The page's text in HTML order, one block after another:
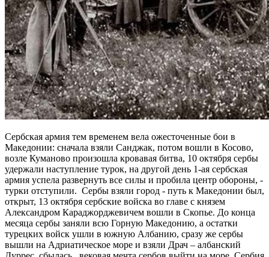
Сербская армия тем временем вела ожесточенные бои в
Македонии: сначала взяли Санджак, потом вошли в Косово,
возле Куманово произошла кровавая битва, 10 октября сербы
удержали наступление турок, на другой день 1-ая сербская
армия успела развернуть все силы и пробила центр обороны, -
турки отступили. Сербы взяли город - путь к Македонии был,
открыт, 13 октября сербские войска во главе с князем
Александром Караджорджевичем вошли в Скопье. До конца
месяца сербы заняли всю Горную Македонию, а остатки
турецких войск ушли в южную Албанию, сразу же сербы
вышли на Адриатическое море и взяли Драч – албанский